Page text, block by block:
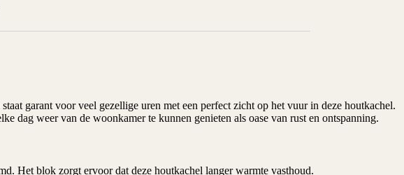
garant voor veel gezellige uren met een perfect zicht op het vuur in deze houtkachel.
dag weer van de woonkamer te kunnen genieten als oase van rust en ontspanning.
Het blok zorgt ervoor dat deze houtkachel langer warmte vasthoud.